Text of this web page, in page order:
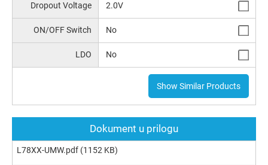
Dropout Voltage 2.0V
ON/OFF Switch No
LDO No
Show Similar Products
Dokument u prilogu
L78XX-UMW.pdf (1152 KB)